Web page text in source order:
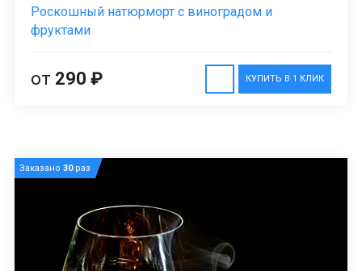
Роскошный натюрморт с виноградом и
фруктами
КУПИТЬ В 1 КЛИК
от 290 ₽
Заказано 30раз